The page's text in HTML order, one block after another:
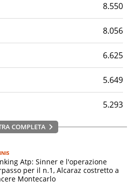
8.550
8.056
6.625
5.649
5.293
COMPLETA
Atp: Sinner e l'operazione
per il n.1, Alcaraz costretto a
Montecarlo